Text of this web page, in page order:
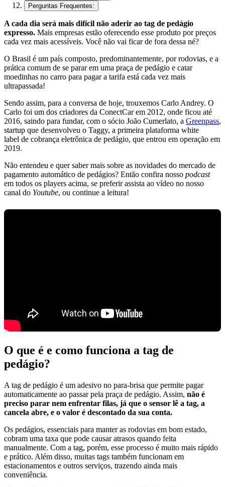
Perguntas Frequentes:
A cada dia será mais difícil não aderir ao tag de pedágio
expresso. Mais empresas estão oferecendo esse produto por preços
cada vez mais acessíveis. Você não vai ficar de fora dessa né?
O Brasil é um país composto, predominantemente, por rodovias, e a
prática comum de se parar em uma praça de pedágio e catar
moedinhas no carro para pagar a tarifa está cada vez mais
ultrapassada!
Sendo assim, para a conversa de hoje, trouxemos Carlo Andrey. O
Carlo foi um dos criadores da ConectCar em 2012, onde ficou até
2016, saindo para fundar, com o sócio João Cumerlato, a Greenpass,
startup que desenvolveu o Taggy, a primeira plataforma white
label de cobrança eletrônica de pedágio, que entrou em operação em
2019.
Não entendeu e quer saber mais sobre as novidades do mercado de
pagamento automático de pedágios? Então confira nosso podcast
em todos os players acima, se preferir assista ao vídeo no nosso
canal do Youtube, ou continue a leitura!
O que é e como funciona a tag de
pedágio?
A tag de pedágio é um adesivo no para-brisa que permite pagar
automaticamente ao passar pela praça de pedágio. Assim, não é
preciso parar nem enfrentar filas, já que o sensor lê a tag, a
cancela abre, e o valor é descontado da sua conta.
Os pedágios, essenciais para manter as rodovias em bom estado,
cobram uma taxa que pode causar atrasos quando feita
manualmente. Com a tag, porém, esse processo é muito mais rápido
e prático. Além disso, muitas tags também funcionam em
estacionamentos e outros serviços, trazendo ainda mais
conveniência.